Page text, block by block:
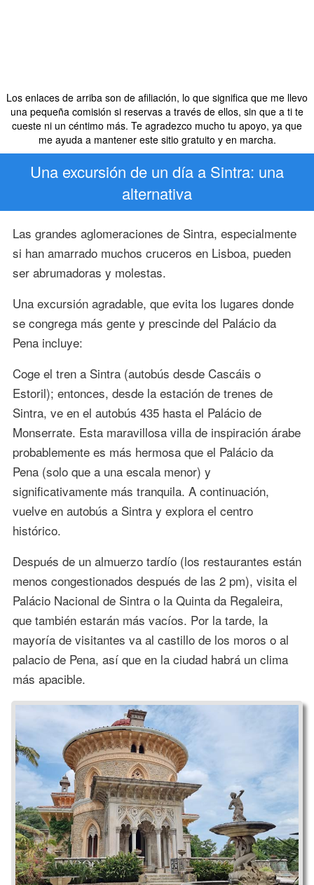
Los enlaces de arriba son de afiliación, lo que significa que me llevo
una pequeña comisión si reservas a través de ellos, sin que a ti te
cueste ni un céntimo más. Te agradezco mucho tu apoyo, ya que
me ayuda a mantener este sitio gratuito y en marcha.
Una excursión de un día a Sintra: una
alternativa
Las grandes aglomeraciones de Sintra, especialmente
si han amarrado muchos cruceros en Lisboa, pueden
ser abrumadoras y molestas.
Una excursión agradable, que evita los lugares donde
se congrega más gente y prescinde del Palácio da
Pena incluye:
Coge el tren a Sintra (autobús desde Cascáis o
Estoril); entonces, desde la estación de trenes de
Sintra, ve en el autobús 435 hasta el Palácio de
Monserrate. Esta maravillosa villa de inspiración árabe
probablemente es más hermosa que el Palácio da
Pena (solo que a una escala menor) y
significativamente más tranquila. A continuación,
vuelve en autobús a Sintra y explora el centro
histórico.
Después de un almuerzo tardío (los restaurantes están
menos congestionados después de las 2 pm), visita el
Palácio Nacional de Sintra o la Quinta da Regaleira,
que también estarán más vacíos. Por la tarde, la
mayoría de visitantes va al castillo de los moros o al
palacio de Pena, así que en la ciudad habrá un clima
más apacible.